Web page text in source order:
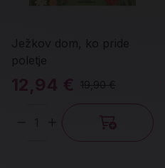
Ježkov dom, ko pride
poletje
12,94 € 19,90 €
Količina